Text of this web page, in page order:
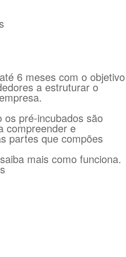
6 meses com o objetivo
a estruturar o
pré-incubados são
compreender e
partes que compões
mais como funciona.